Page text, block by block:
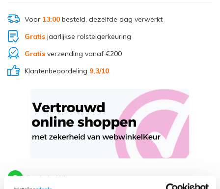
Voor 13:00besteld, dezelfde dag verwerkt
Gratisjaarlijkse rolsteigerkeuring
Gratisverzending vanaf €200
Klantenbeoordeling 9,3/10
Deel via Whatsapp